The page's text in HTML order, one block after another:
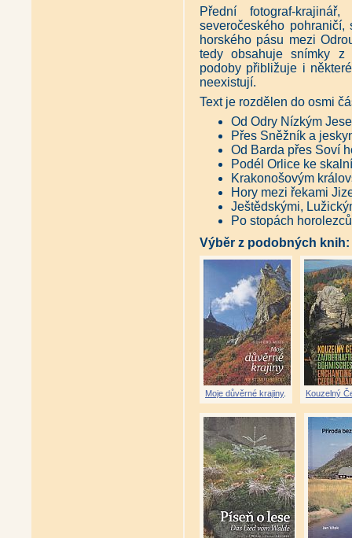
Přední fotograf-
severočeského
horského pásu mezi
tedy obsahuje snímky z
podoby přibližuje i
neexistují.
Text je rozdělen do osmi
Od Odry Nízkým
Přes Sněžník a
Od Barda přes Soví
Podél Orlice ke
Krakonošovým
Hory mezi řekami
Ještědskými,
Po stopách
Výběr z podobných knih:
Moje důvěrné krajiny. Kouzelný